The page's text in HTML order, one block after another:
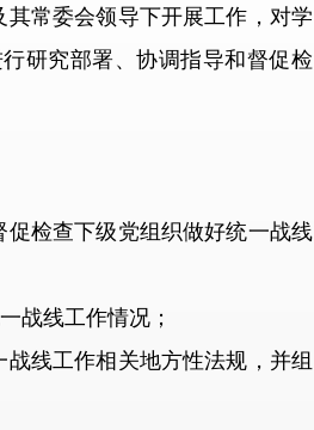
常委会领导下开展工作，对学
研究部署、协调指导和督促检
检查下级党组织做好统一战线
战线工作情况；
线工作相关地方性法规，并组